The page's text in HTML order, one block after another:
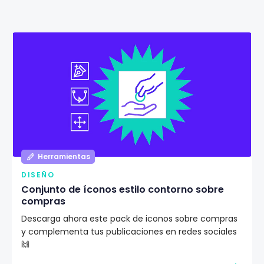
Herramientas
DISEÑO
Conjunto de íconos estilo contorno sobre
compras
Descarga ahora este pack de iconos sobre compras
y complementa tus publicaciones en redes sociales
🙌